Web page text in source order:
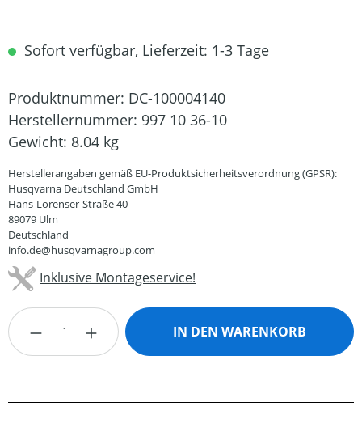
Sofort verfügbar, Lieferzeit: 1-3 Tage
Produktnummer: DC-100004140
Herstellernummer: 997 10 36-10
Gewicht: 8.04 kg
Herstellerangaben gemäß EU-Produktsicherheitsverordnung (GPSR):
Husqvarna Deutschland GmbH
Hans-Lorenser-Straße 40
89079 Ulm
Deutschland
info.de@husqvarnagroup.com
Inklusive Montageservice!
Produkt Anzahl: Gib den gewünschten
IN DEN WARENKORB